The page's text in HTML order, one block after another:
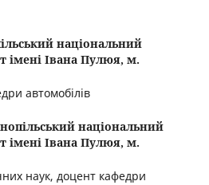
національний
імені Івана Пулюя, м.
автомобілів
національний
імені Івана Пулюя, м.
наук, доцент кафедри